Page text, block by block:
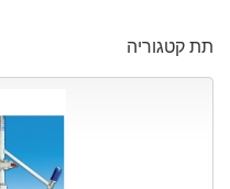
תת קטגוריה